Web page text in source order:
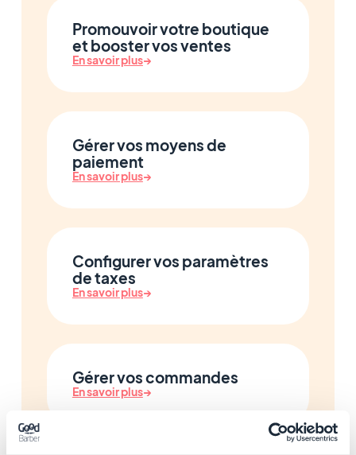
Promouvoir votre boutique
et booster vos ventes
En savoir plus→
Gérer vos moyens de
paiement
En savoir plus→
Configurer vos paramètres
de taxes
En savoir plus→
Gérer vos commandes
En savoir plus→